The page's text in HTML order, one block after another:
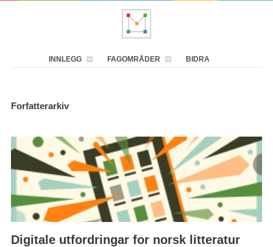
INNLEGG FAGOMRÅDER BIDRA
Forfatterarkiv
Digitale utfordringar for norsk litteratur